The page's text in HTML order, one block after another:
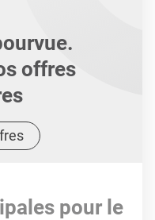
offres
pour le